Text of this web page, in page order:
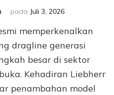
pada Juli 3, 2026
memperkenalkan
dragline generasi
besar di sektor
Kehadiran Liebherr
penambahan model